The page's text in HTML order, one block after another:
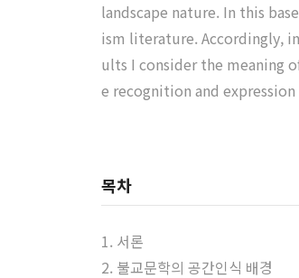
landscape nature. In this
ism literature. Accordingly,
ults I consider the meaning
e recognition and
목차
1. 서론
2. 불교문학의 공간인식 배경